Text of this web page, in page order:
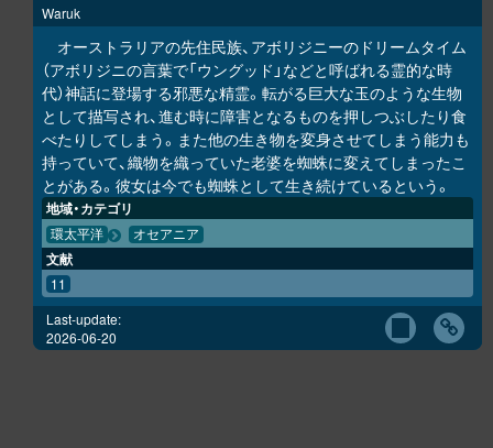
Waruk
オーストラリアの先住民族、アボリジニーのドリームタイム
（アボリジニの言葉で「ウングッド」などと呼ばれる霊的な時
代）神話に登場する邪悪な精霊。転がる巨大な玉のような生物
として描写され、進む時に障害となるものを押しつぶしたり食
べたりしてしまう。また他の生き物を変身させてしまう能力も
持っていて、織物を織っていた老婆を蜘蛛に変えてしまったこ
とがある。彼女は今でも蜘蛛として生き続けているという。
地域・カテゴリ
環太平洋 オセアニア
文献
11
Last-update:
2026-06-20